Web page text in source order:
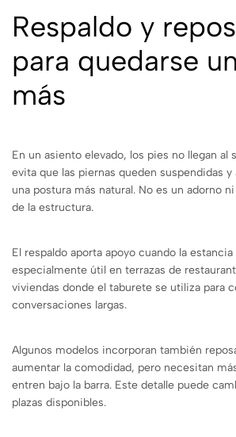
Respaldo y
para quedarse
más
En un asiento elevado, los pies no llegan al
evita que las piernas queden suspendidas y
una postura más natural. No es un adorno
de la estructura.
El respaldo aporta apoyo cuando la estancia
especialmente útil en terrazas de
viviendas donde el taburete se utiliza para
conversaciones largas.
Algunos modelos incorporan también
aumentar la comodidad, pero necesitan
entren bajo la barra. Este detalle puede
plazas disponibles.